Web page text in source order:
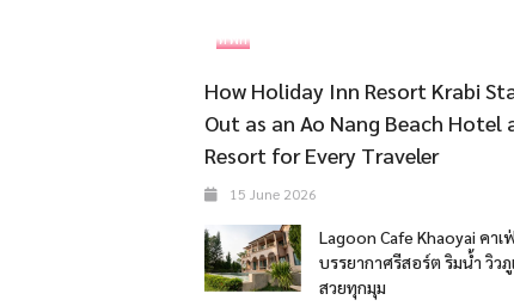
ที่พัก
How Holiday Inn Resort Krabi
Out as an Ao Nang Beach Hotel
Resort for Every Traveler
15 June 2026
Lagoon Cafe Khaoyai คาเ
บรรยากาศรีสอร์ต ริมน้ำ วิวภู
สวยทุกมุม